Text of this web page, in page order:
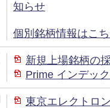
知らせ
個別銘柄情報はこ
新規上場銘柄の
Prime インデッ
東京エレクトロ